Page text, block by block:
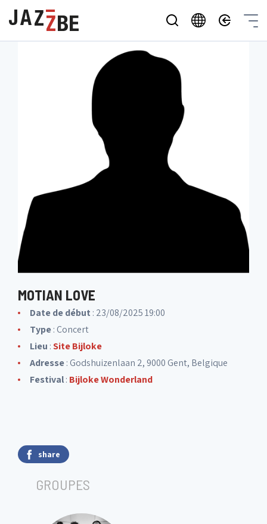
MOTIAN LOVE
Date de début : 23/08/2025 19:00
Type: Concert
Lieu :Site Bijloke
Adresse: Godshuizenlaan 2, 9000 Gent, Belgique
Festival: Bijloke Wonderland
share
GROUPES